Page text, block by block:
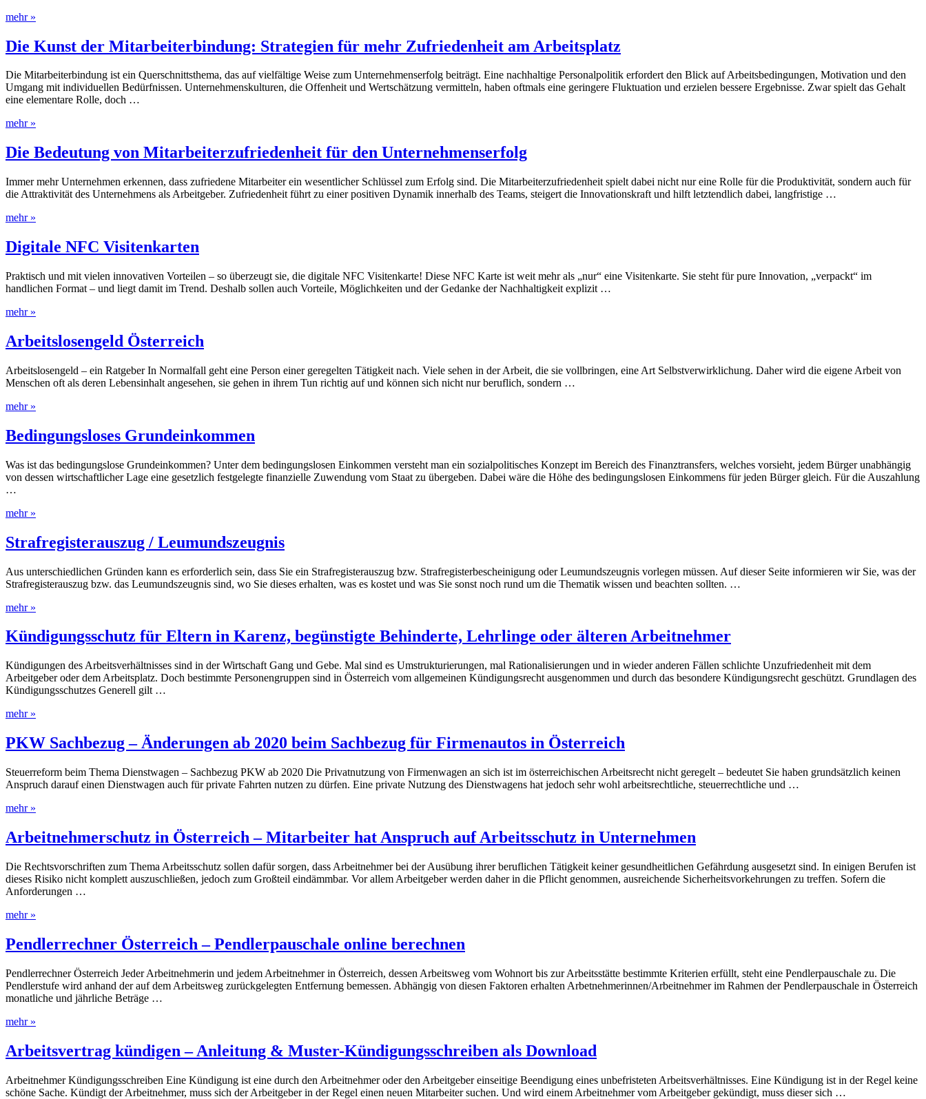
mehr »
Die Kunst der Mitarbeiterbindung: Strategien für mehr Zufriedenheit am Arbeitsplatz
Die Mitarbeiterbindung ist ein Querschnittsthema, das auf vielfältige Weise zum Unternehmenserfolg beiträgt. Eine nachhaltige Personalpolitik erfordert den Blick auf Arbeitsbedingungen, Motivation und den
Umgang mit individuellen Bedürfnissen. Unternehmenskulturen, die Offenheit und Wertschätzung vermitteln, haben oftmals eine geringere Fluktuation und erzielen bessere Ergebnisse. Zwar spielt das Gehalt
eine elementare Rolle, doch …
mehr »
Die Bedeutung von Mitarbeiterzufriedenheit für den Unternehmenserfolg
Immer mehr Unternehmen erkennen, dass zufriedene Mitarbeiter ein wesentlicher Schlüssel zum Erfolg sind. Die Mitarbeiterzufriedenheit spielt dabei nicht nur eine Rolle für die Produktivität, sondern auch für
die Attraktivität des Unternehmens als Arbeitgeber. Zufriedenheit führt zu einer positiven Dynamik innerhalb des Teams, steigert die Innovationskraft und hilft letztendlich dabei, langfristige …
mehr »
Digitale NFC Visitenkarten
Praktisch und mit vielen innovativen Vorteilen – so überzeugt sie, die digitale NFC Visitenkarte! Diese NFC Karte ist weit mehr als „nur“ eine Visitenkarte. Sie steht für pure Innovation, „verpackt“ im
handlichen Format – und liegt damit im Trend. Deshalb sollen auch Vorteile, Möglichkeiten und der Gedanke der Nachhaltigkeit explizit …
mehr »
Arbeitslosengeld Österreich
Arbeitslosengeld – ein Ratgeber In Normalfall geht eine Person einer geregelten Tätigkeit nach. Viele sehen in der Arbeit, die sie vollbringen, eine Art Selbstverwirklichung. Daher wird die eigene Arbeit von
Menschen oft als deren Lebensinhalt angesehen, sie gehen in ihrem Tun richtig auf und können sich nicht nur beruflich, sondern …
mehr »
Bedingungsloses Grundeinkommen
Was ist das bedingungslose Grundeinkommen? Unter dem bedingungslosen Einkommen versteht man ein sozialpolitisches Konzept im Bereich des Finanztransfers, welches vorsieht, jedem Bürger unabhängig
von dessen wirtschaftlicher Lage eine gesetzlich festgelegte finanzielle Zuwendung vom Staat zu übergeben. Dabei wäre die Höhe des bedingungslosen Einkommens für jeden Bürger gleich. Für die Auszahlung
…
mehr »
Strafregisterauszug / Leumundszeugnis
Aus unterschiedlichen Gründen kann es erforderlich sein, dass Sie ein Strafregisterauszug bzw. Strafregisterbescheinigung oder Leumundszeugnis vorlegen müssen. Auf dieser Seite informieren wir Sie, was der
Strafregisterauszug bzw. das Leumundszeugnis sind, wo Sie dieses erhalten, was es kostet und was Sie sonst noch rund um die Thematik wissen und beachten sollten. …
mehr »
Kündigungsschutz für Eltern in Karenz, begünstigte Behinderte, Lehrlinge oder älteren Arbeitnehmer
Kündigungen des Arbeitsverhältnisses sind in der Wirtschaft Gang und Gebe. Mal sind es Umstrukturierungen, mal Rationalisierungen und in wieder anderen Fällen schlichte Unzufriedenheit mit dem
Arbeitgeber oder dem Arbeitsplatz. Doch bestimmte Personengruppen sind in Österreich vom allgemeinen Kündigungsrecht ausgenommen und durch das besondere Kündigungsrecht geschützt. Grundlagen des
Kündigungsschutzes Generell gilt …
mehr »
PKW Sachbezug – Änderungen ab 2020 beim Sachbezug für Firmenautos in Österreich
Steuerreform beim Thema Dienstwagen – Sachbezug PKW ab 2020 Die Privatnutzung von Firmenwagen an sich ist im österreichischen Arbeitsrecht nicht geregelt – bedeutet Sie haben grundsätzlich keinen
Anspruch darauf einen Dienstwagen auch für private Fahrten nutzen zu dürfen. Eine private Nutzung des Dienstwagens hat jedoch sehr wohl arbeitsrechtliche, steuerrechtliche und …
mehr »
Arbeitnehmerschutz in Österreich – Mitarbeiter hat Anspruch auf Arbeitsschutz in Unternehmen
Die Rechtsvorschriften zum Thema Arbeitsschutz sollen dafür sorgen, dass Arbeitnehmer bei der Ausübung ihrer beruflichen Tätigkeit keiner gesundheitlichen Gefährdung ausgesetzt sind. In einigen Berufen ist
dieses Risiko nicht komplett auszuschließen, jedoch zum Großteil eindämmbar. Vor allem Arbeitgeber werden daher in die Pflicht genommen, ausreichende Sicherheitsvorkehrungen zu treffen. Sofern die
Anforderungen …
mehr »
Pendlerrechner Österreich – Pendlerpauschale online berechnen
Pendlerrechner Österreich Jeder Arbeitnehmerin und jedem Arbeitnehmer in Österreich, dessen Arbeitsweg vom Wohnort bis zur Arbeitsstätte bestimmte Kriterien erfüllt, steht eine Pendlerpauschale zu. Die
Pendlerstufe wird anhand der auf dem Arbeitsweg zurückgelegten Entfernung bemessen. Abhängig von diesen Faktoren erhalten Arbetnehmerinnen/Arbeitnehmer im Rahmen der Pendlerpauschale in Österreich
monatliche und jährliche Beträge …
mehr »
Arbeitsvertrag kündigen – Anleitung & Muster-Kündigungsschreiben als Download
Arbeitnehmer Kündigungsschreiben Eine Kündigung ist eine durch den Arbeitnehmer oder den Arbeitgeber einseitige Beendigung eines unbefristeten Arbeitsverhältnisses. Eine Kündigung ist in der Regel keine
schöne Sache. Kündigt der Arbeitnehmer, muss sich der Arbeitgeber in der Regel einen neuen Mitarbeiter suchen. Und wird einem Arbeitnehmer vom Arbeitgeber gekündigt, muss dieser sich …